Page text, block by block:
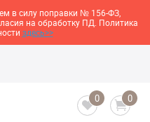
в силу поправки № 156-ФЗ,
на обработку ПД. Политика
здесь>>
0 0